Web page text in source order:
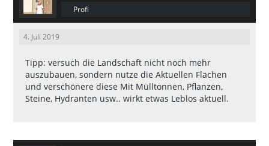
Profi
4. Juli 2019
Tipp: versuch die Landschaft nicht noch mehr
auszubauen, sondern nutze die Aktuellen Flächen
und verschönere diese Mit Mülltonnen, Pflanzen,
Steine, Hydranten usw.. wirkt etwas Leblos aktuell.